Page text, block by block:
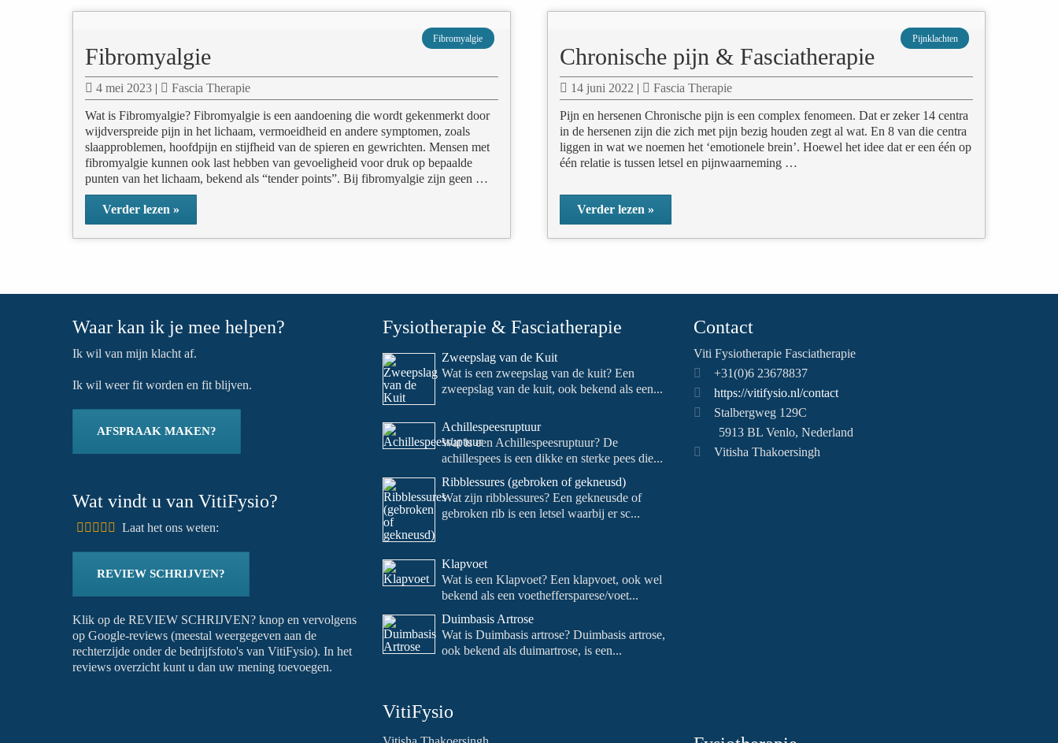
Fibromyalgie
Fibromyalgie
4 mei 2023 Fascia Therapie
Wat is Fibromyalgie? Fibromyalgie is een aandoening die wordt gekenmerkt door
wijdverspreide pijn in het lichaam, vermoeidheid en andere symptomen, zoals
slaapproblemen, hoofdpijn en stijfheid van de spieren en gewrichten. Mensen met
fibromyalgie kunnen ook last hebben van gevoeligheid voor druk op bepaalde
punten van het lichaam, bekend als “tender points”. Bij fibromyalgie zijn geen …
Verder lezen »
Pijnklachten
Chronische pijn & Fasciatherapie
14 juni 2022 Fascia Therapie
Pijn en hersenen Chronische pijn is een complex fenomeen. Dat er zeker 14 centra
in de hersenen zijn die zich met pijn bezig houden zegt al wat. En 8 van die centra
liggen in wat we noemen het ‘emotionele brein’. Hoewel het idee dat er een één op
één relatie is tussen letsel en pijnwaarneming …
Verder lezen »
Waar kan ik je mee helpen?
Ik wil van mijn klacht af.
Ik wil weer fit worden en fit blijven.
AFSPRAAK MAKEN?
Wat vindt u van VitiFysio?
Laat het ons weten:
REVIEW SCHRIJVEN?
Klik op de REVIEW SCHRIJVEN? knop en vervolgens
op Google-reviews (meestal weergegeven aan de
rechterzijde onder de bedrijfsfoto's van VitiFysio). In het
reviews overzicht kunt u dan uw mening toevoegen.
Fysiotherapie & Fasciatherapie
Zweepslag van de Kuit
Wat is een zweepslag van de kuit? Een
zweepslag van de kuit, ook bekend als een...
Achillespeesruptuur
Wat is een Achillespeesruptuur? De
achillespees is een dikke en sterke pees die...
Ribblessures (gebroken of gekneusd)
Wat zijn ribblessures? Een gekneusde of
gebroken rib is een letsel waarbij er sc...
Klapvoet
Wat is een Klapvoet? Een klapvoet, ook wel
bekend als een voetheffersparese/voet...
Duimbasis Artrose
Wat is Duimbasis artrose? Duimbasis artrose,
ook bekend als duimartrose, is een...
VitiFysio
Contact
Viti Fysiotherapie Fasciatherapie
+31(0)6 23678837
https://vitifysio.nl/contact
Stalbergweg 129C
5913 BL Venlo, Nederland
Vitisha Thakoersingh